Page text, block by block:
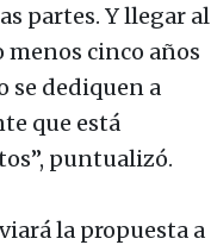
partes. Y llegar al
menos cinco años
se dediquen a
que está
puntualizó.
la propuesta a